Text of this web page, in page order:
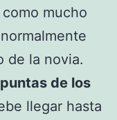
mucho
de la novia.
de los
llegar hasta